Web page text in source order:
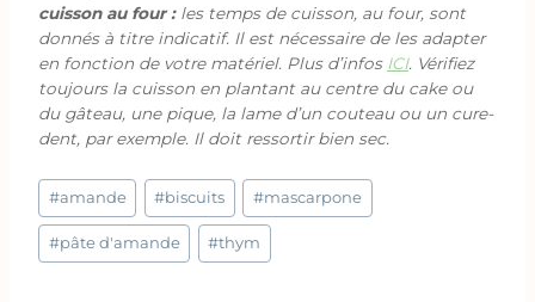
cuisson au four :les temps de cuisson, au four, sont
donnés à titre indicatif. Il est nécessaire de les adapter
en fonction de votre matériel. Plus d’infos ICI. Vérifiez
toujours la cuisson en plantant au centre du cake ou
du gâteau, une pique, la lame d’un couteau ou un cure-
dent, par exemple. Il doit ressortir bien sec.
Étiquettes
de
la
#amande #biscuits #mascarpone
#pâte d'amande #thym